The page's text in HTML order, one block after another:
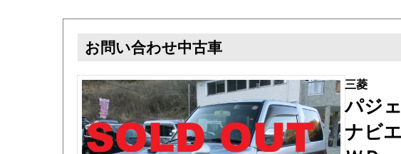
お問い合わせ中古車
三菱
パジ
ナビ